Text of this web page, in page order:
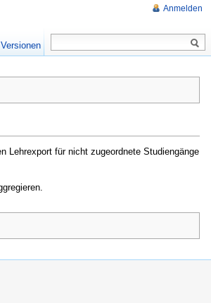
Lehrexport für nicht zugeordnete Studiengänge
Anmelden